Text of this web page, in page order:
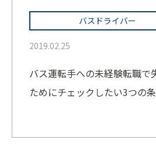
バスドライバー
2019.02.25
バス運転手への未経験転職で
ためにチェックしたい3つの